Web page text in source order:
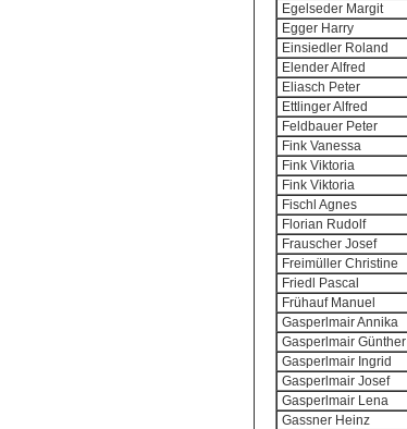
Egelseder Margit
Egger Harry
Einsiedler Roland
Elender Alfred
Eliasch Peter
Ettlinger Alfred
Feldbauer Peter
Fink Vanessa
Fink Viktoria
Fink Viktoria
Fischl Agnes
Florian Rudolf
Frauscher Josef
Freimüller Christine
Friedl Pascal
Frühauf Manuel
Gasperlmair Annika
Gasperlmair Günther
Gasperlmair Ingrid
Gasperlmair Josef
Gasperlmair Lena
Gassner Heinz